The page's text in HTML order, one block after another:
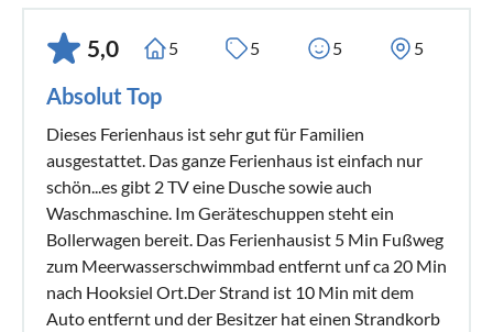
5,0 5 5 5 5
Absolut Top
Dieses Ferienhaus ist sehr gut für Familien
ausgestattet. Das ganze Ferienhaus ist einfach nur
schön...es gibt 2 TV eine Dusche sowie auch
Waschmaschine. Im Geräteschuppen steht ein
Bollerwagen bereit. Das Ferienhausist 5 Min Fußweg
zum Meerwasserschwimmbad entfernt unf ca 20 Min
nach Hooksiel Ort.Der Strand ist 10 Min mit dem
Auto entfernt und der Besitzer hat einen Strandkorb